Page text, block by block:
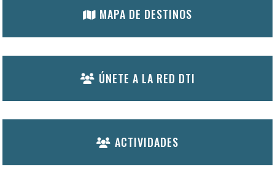
MAPA DE DESTINOS
ÚNETE A LA RED DTI
ACTIVIDADES